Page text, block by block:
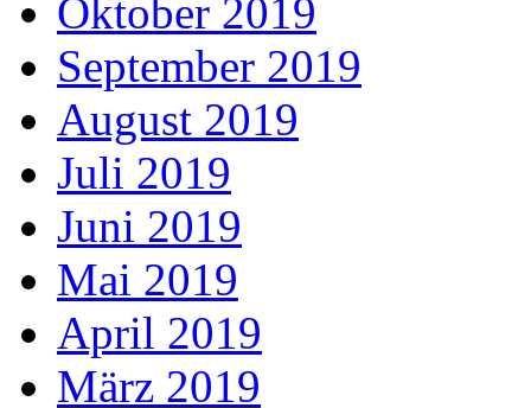
Oktober 2019
September 2019
August 2019
Juli 2019
Juni 2019
Mai 2019
April 2019
März 2019